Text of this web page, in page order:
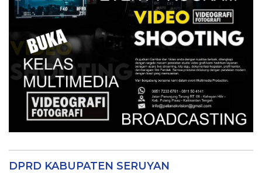
DPRD KABUPATEN SERUYAN